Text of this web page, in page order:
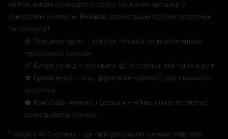
хайсін, кисло-солодкого соусу та ніжних вершків із
кокосовим молоком. Вийшов нереальний баланс екзотики
та ситності!
🍜 Локшина удон – товста, пружна та максимально
просочена соусом.
🍗 Курка су-від – соковите філе стегна, яке тане в роті.
🍄 Гриби муер – наш фірмовий маринад для класного
хрускоту.
🥥 Кокосове молоко і вершки – м'яка, ніжна та злегка
солодкувата основа.
Порція у 400 грамів – це твій ідеальний ситний обід або